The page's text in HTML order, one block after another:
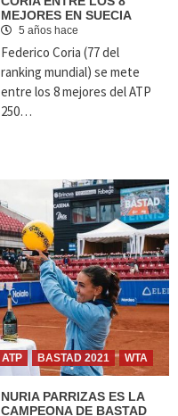
MEJORES EN SUECIA
5 años hace
Federico Coria (77 del
ranking mundial) se mete
entre los 8 mejores del ATP
250…
ATP BASTAD 2021 WTA
NURIA PARRIZAS ES LA
CAMPEONA DE BASTAD